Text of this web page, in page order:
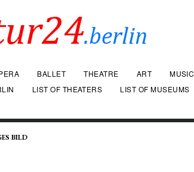
BALLET THEATRE ART MUSIC
LIST OF THEATERS LIST OF MUSEUMS
BILD